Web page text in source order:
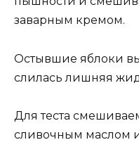
заварным кремом.
Остывшие яблоки
слилась лишняя
Для теста
сливочным маслом